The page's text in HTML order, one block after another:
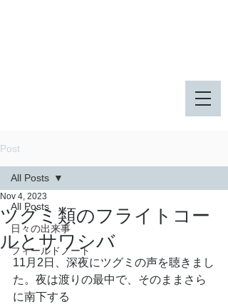
Post
All Posts
日々の出来事
フィールドノート
All Posts
ツグミ類のフライトコー
ルとサワシバ
Nov 4, 2023
11月2日、深夜にツグミの声を聴きまし
た。夜は渡りの最中で、そのままさら
に南下する